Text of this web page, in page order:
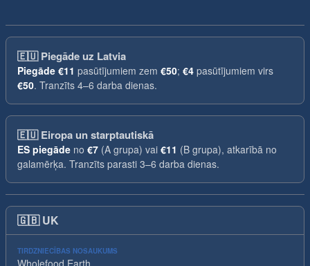
🇪🇺Piegāde uz Latvia
Piegāde €11 pasūtījumiem zem €50; €4 pasūtījumiem virs
€50. Tranzīts 4–6 darba dienas.
🇪🇺Eiropa un starptautiskā
ES piegāde no €7 (A grupa) vai €11 (B grupa), atkarībā no
galamērķa. Tranzīts parasti 3–6 darba dienas.
🇬🇧 UK
TIRDZNIECĪBAS NOSAUKUMS
Wholefood Earth